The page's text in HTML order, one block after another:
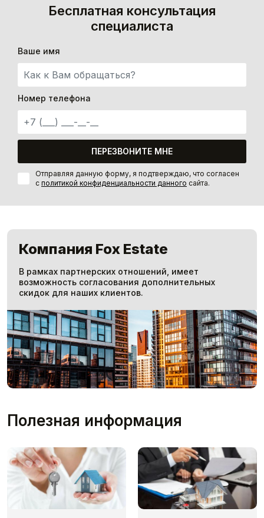
Бесплатная консультация
специалиста
Ваше имя
Номер телефона
ПЕРЕЗВОНИТЕ МНЕ
Отправляя данную форму, я подтверждаю, что согласен
с политикой конфиденциальности данного сайта.
Компания Fox Estate
В рамках партнерских отношений, имеет
возможность согласования дополнительных
скидок для наших клиентов.
Полезная информация